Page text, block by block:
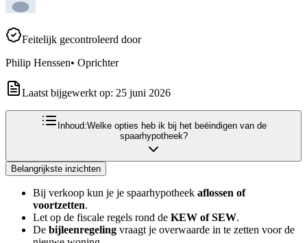
Feitelijk gecontroleerd door
Philip Henssen• Oprichter
Laatst bijgewerkt op: 25 juni 2026
Inhoud:Welke opties heb ik bij het beëindigen van de
spaarhypotheek?
Belangrijkste inzichten
Bij verkoop kun je je spaarhypotheek aflossen of
voortzetten.
Let op de fiscale regels rond de KEW of SEW.
De bijleenregeling vraagt je overwaarde in te zetten voor de